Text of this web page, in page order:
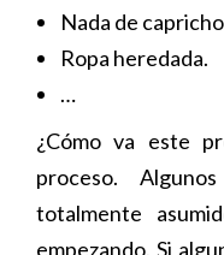
Nada de
Ropa heredada.
…
¿Cómo va este
proceso.
totalmente
empezando. Si